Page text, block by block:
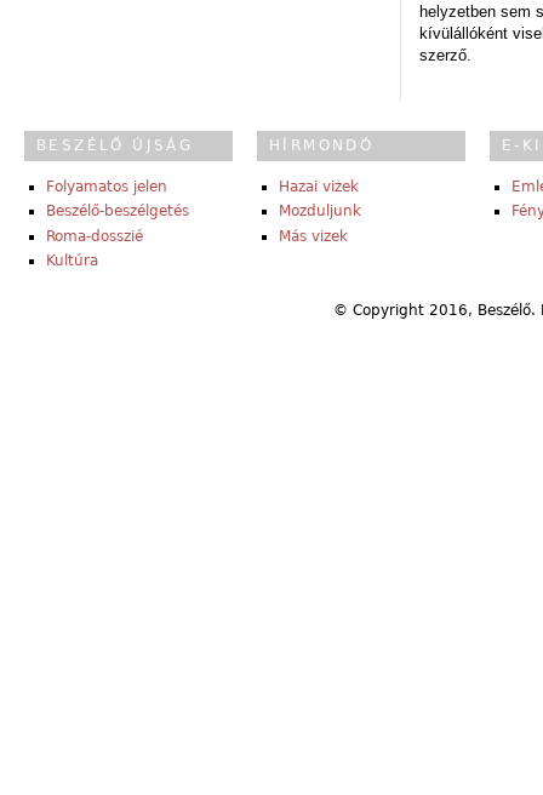
helyzetben sem
kívülállóként
szerző.
BESZÉLŐ ÚJSÁG
Folyamatos jelen
Beszélő-beszélgetés
Roma-dosszié
Kultúra
HÍRMONDÓ
Hazai vizek
Mozduljunk
Más vizek
E-
© Copyright 2016,